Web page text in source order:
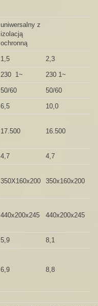
uniwersalny z
izolacją
ochronną
1,5 2,3
230 1~ 230 1~
50/60 50/60
6,5 10,0
17.500 16.500
4,7 4,7
350X160x200 350x160x200
440x200x245 440x200x245
5,9 8,1
6,9 8,8